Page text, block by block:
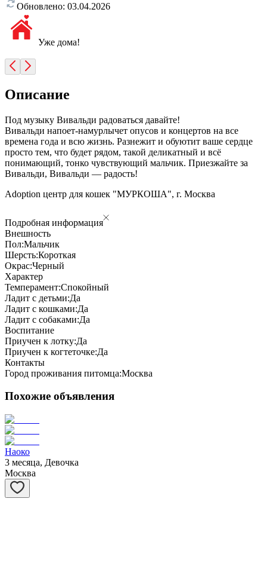
Обновлено: 03.04.2026
Уже дома!
Описание
Под музыку Вивальди радоваться давайте!
Вивальди напоет-намурлычет опусов и концертов на все
времена года и всю жизнь. Разнежит и обуютит ваше сердце
просто тем, что будет рядом, такой деликатный и всё
понимающий, тонко чувствующий мальчик. Приезжайте за
Вивальди, Вивальди — радость!
Adoption центр для кошек "МУРКОША", г. Москва
Подробная информация
Внешность
Пол:Мальчик
Шерсть:Короткая
Окрас:Черный
Характер
Темперамент:Спокойный
Ладит с детьми:Да
Ладит с кошками:Да
Ладит с собаками:Да
Воспитание
Приучен к лотку:Да
Приучен к когтеточке:Да
Контакты
Город проживания питомца:Москва
Похожие объявления
Наоко
3 месяца, Девочка
Москва